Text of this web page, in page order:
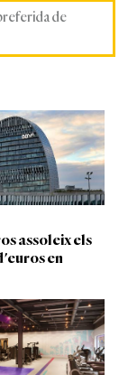
de
assoleix els
en